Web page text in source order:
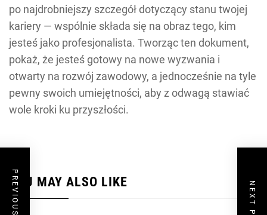
po najdrobniejszy szczegół dotyczący stanu twojej
kariery — wspólnie składa się na obraz tego, kim
jesteś jako profesjonalista. Tworząc ten dokument,
pokaż, że jesteś gotowy na nowe wyzwania i
otwarty na rozwój zawodowy, a jednocześnie na tyle
pewny swoich umiejętności, aby z odwagą stawiać
wole kroki ku przyszłości.
YOU MAY ALSO LIKE